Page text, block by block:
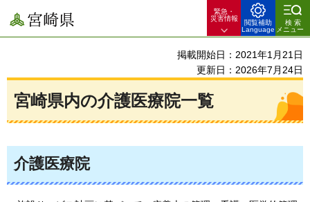
宮崎県
緊急・
災害情報
閲覧補助
Language
検索
メニュー
掲載開始日：2021年1月21日
更新日：2026年7月24日
宮崎県内の介護医療院一覧
介護医療院